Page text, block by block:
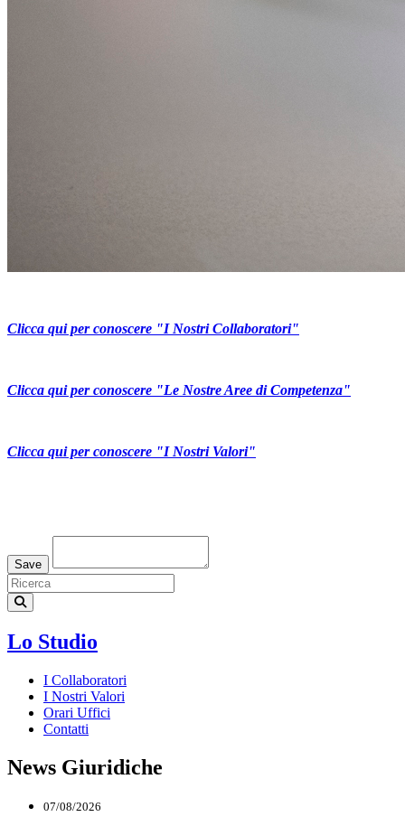
Clicca qui per conoscere "I Nostri Collaboratori"
Clicca qui per conoscere "Le Nostre Aree di Competenza"
Clicca qui per conoscere "I Nostri Valori"
Save
Lo Studio
I Collaboratori
I Nostri Valori
Orari Uffici
Contatti
News Giuridiche
07/08/2026